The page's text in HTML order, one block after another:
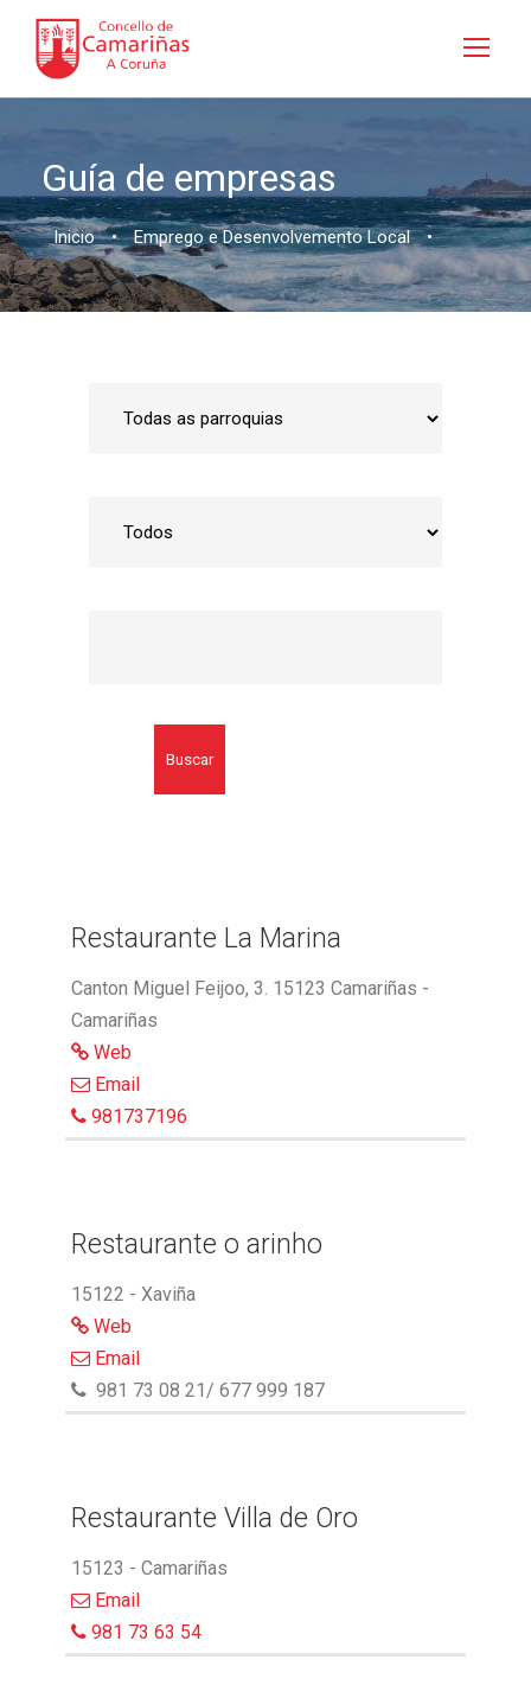
Guía de empresas
Inicio • Emprego e Desenvolvemento Local •
Buscar
Restaurante La Marina
Canton Miguel Feijoo, 3. 15123 Camariñas -
Camariñas
Web
Email
981737196
Restaurante o arinho
15122 - Xaviña
Web
Email
981 73 08 21/ 677 999 187
Restaurante Villa de Oro
15123 - Camariñas
Email
981 73 63 54